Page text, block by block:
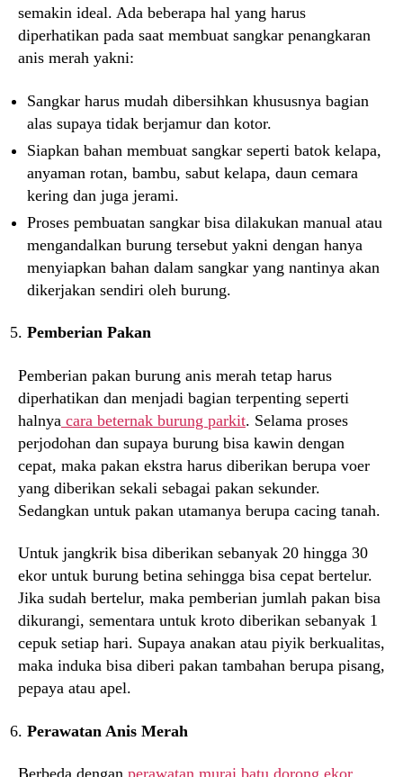
semakin ideal. Ada beberapa hal yang harus
diperhatikan pada saat membuat sangkar penangkaran
anis merah yakni:
Sangkar harus mudah dibersihkan khususnya bagian
alas supaya tidak berjamur dan kotor.
Siapkan bahan membuat sangkar seperti batok kelapa,
anyaman rotan, bambu, sabut kelapa, daun cemara
kering dan juga jerami.
Proses pembuatan sangkar bisa dilakukan manual atau
mengandalkan burung tersebut yakni dengan hanya
menyiapkan bahan dalam sangkar yang nantinya akan
dikerjakan sendiri oleh burung.
Pemberian Pakan
Pemberian pakan burung anis merah tetap harus
diperhatikan dan menjadi bagian terpenting seperti
halnya cara beternak burung parkit. Selama proses
perjodohan dan supaya burung bisa kawin dengan
cepat, maka pakan ekstra harus diberikan berupa voer
yang diberikan sekali sebagai pakan sekunder.
Sedangkan untuk pakan utamanya berupa cacing tanah.
Untuk jangkrik bisa diberikan sebanyak 20 hingga 30
ekor untuk burung betina sehingga bisa cepat bertelur.
Jika sudah bertelur, maka pemberian jumlah pakan bisa
dikurangi, sementara untuk kroto diberikan sebanyak 1
cepuk setiap hari. Supaya anakan atau piyik berkualitas,
maka induka bisa diberi pakan tambahan berupa pisang,
pepaya atau apel.
Perawatan Anis Merah
Berbeda dengan perawatan murai batu dorong ekor,